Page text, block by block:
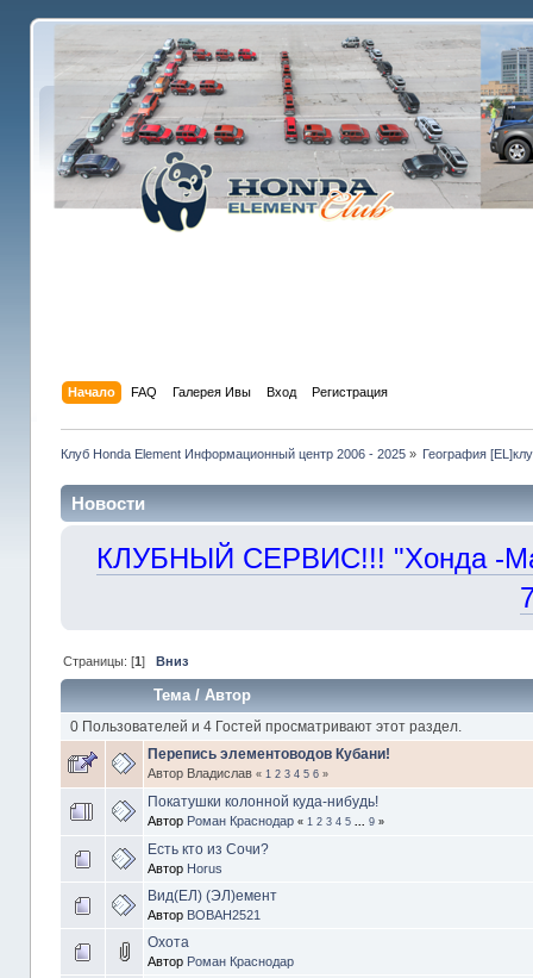
Начало FAQ Галерея Ивы Вход Регистрация
Клуб Honda Element Информационный центр 2006 - 2025» География
Новости
КЛУБНЫЙ СЕРВИС!!! "Хонда -
Страницы: [1] Вниз
Тема/ Автор
0 Пользователей и 4 Гостей просматривают этот раздел.
Перепись элементоводов Кубани!
Автор Владислав « 1 2 3 4 5 6»
Покатушки колонной куда-нибудь!
Автор Роман Краснодар « 1 2 3 4 5 ... 9»
Есть кто из Сочи?
Автор Horus
Вид(ЕЛ) (ЭЛ)емент
Автор BOBAH2521
Охота
Автор Роман Краснодар